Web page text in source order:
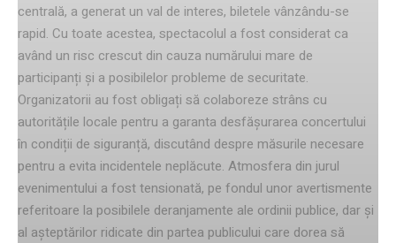
centrală, a generat un val de interes, biletele vânzându-se
rapid. Cu toate acestea, spectacolul a fost considerat ca
având un risc crescut din cauza numărului mare de
participanți și a posibilelor probleme de securitate.
Organizatorii au fost obligați să colaboreze strâns cu
autoritățile locale pentru a garanta desfășurarea concertului
în condiții de siguranță, discutând despre măsurile necesare
pentru a evita incidentele neplăcute. Atmosfera din jurul
evenimentului a fost tensionată, pe fondul unor avertismente
referitoare la posibilele deranjamente ale ordinii publice, dar și
al așteptărilor ridicate din partea publicului care dorea să